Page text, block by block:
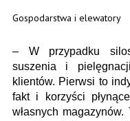
Gospodarstwa i elewatory
– W przypadku
suszenia i
klientów. Pierwsi to
fakt i korzyści
własnych